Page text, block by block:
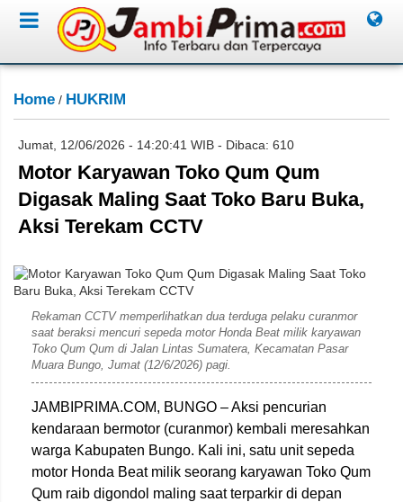
Home / HUKRIM
Jumat, 12/06/2026 - 14:20:41 WIB - Dibaca: 610
Motor Karyawan Toko Qum Qum
Digasak Maling Saat Toko Baru Buka,
Aksi Terekam CCTV
Rekaman CCTV memperlihatkan dua terduga pelaku curanmor
saat beraksi mencuri sepeda motor Honda Beat milik karyawan
Toko Qum Qum di Jalan Lintas Sumatera, Kecamatan Pasar
Muara Bungo, Jumat (12/6/2026) pagi.
JAMBIPRIMA.COM, BUNGO – Aksi pencurian
kendaraan bermotor (curanmor) kembali meresahkan
warga Kabupaten Bungo. Kali ini, satu unit sepeda
motor Honda Beat milik seorang karyawan Toko Qum
Qum raib digondol maling saat terparkir di depan